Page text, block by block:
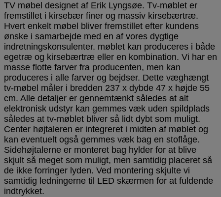
TV møbel designet af Erik Lyngsøe. Tv-møblet er
fremstillet i kirsebær finer og massiv kirsebærtræ.
Hvert enkelt møbel bliver fremstillet efter kundens
ønske i samarbejde med en af vores dygtige
indretningskonsulenter. møblet kan produceres i både
egetræ og kirsebærtræ eller en kombination. Vi har en
masse flotte farver fra producenten, men kan
produceres i alle farver og bejdser. Dette væghængt
tv-møbel måler i bredden 237 x dybde 47 x højde 55
cm. Alle detaljer er gennemtænkt således at alt
elektronisk udstyr kan gemmes væk uden spildplads
således at tv-møblet bliver så lidt dybt som muligt.
Center højtaleren er integreret i midten af møblet og
kan eventuelt også gemmes væk bag en stoflåge.
Sidehøjtalerne er monteret bag hylder for at blive
skjult så meget som muligt, men samtidig placeret så
de ikke forringer lyden. Ved montering skjulte vi
samtidig ledningerne til LED skærmen for at fuldende
indtrykket.